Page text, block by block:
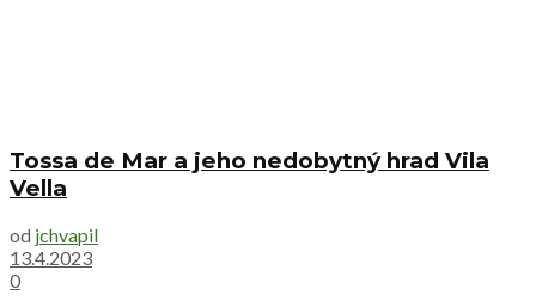
Tossa de Mar a jeho nedobytný hrad Vila
Vella
od jchvapil
13.4.2023
0